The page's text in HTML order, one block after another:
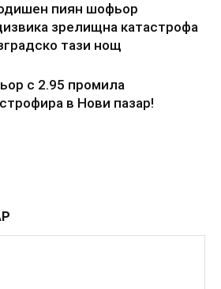
пиян шофьор
зрелищна катастрофа
тази нощ
с 2.95 промила
в Нови пазар!